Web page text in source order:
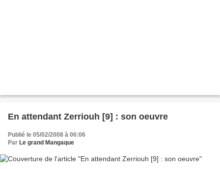
En attendant Zerriouh [9] : son oeuvre
Publié le 05/02/2008 à 06:06
Par Le grand Mangaque